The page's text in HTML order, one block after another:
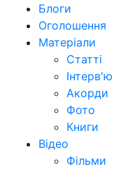
Блоги
Оголошення
Матеріали
Статті
Інтерв'ю
Акорди
Фото
Книги
Відео
Фільми